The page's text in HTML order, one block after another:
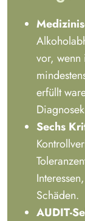
vor, wenn
erfüllt
Sechs
Schäden.
AUDIT-